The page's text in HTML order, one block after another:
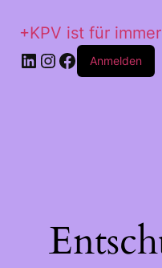
+KPV ist für
LinkedIn
Instagram
Facebook
Anmelden